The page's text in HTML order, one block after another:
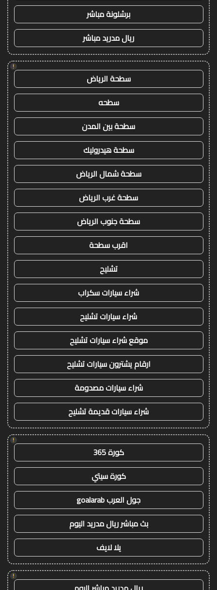
برشلونة مباشر
ريال مدريد مباشر
!
سطحة الرياض
سطحه
سطحة بين المدن
سطحة هيدروليك
سطحة شمال الرياض
سطحة غرب الرياض
سطحة جنوب الرياض
اقرب سطحة
تشليح
شراء سيارات سكراب
شراء سيارات تشليح
موقع شراء سيارات تشليح
ارقام يشترون سيارات تشليح
شراء سيارات مصدومة
شراء سيارات قديمة تشليح
!
كورة 365
كورة سيتي
جول العرب goalarab
بث مباشر ريال مدريد اليوم
يلا لايف
!